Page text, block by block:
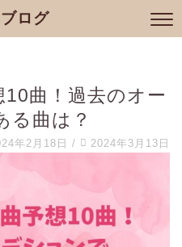
ログ
曲！過去のオー
る曲は？
年2月18日 / 2024年3月13日